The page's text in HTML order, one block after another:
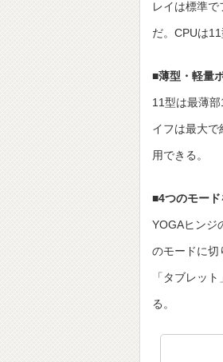
レイは標準
だ。CPUは
■薄型・軽量
11型は最薄
イフは最大
用できる。
■4つのモー
YOGAヒンジ
のモードに切
「タブレッ
る。